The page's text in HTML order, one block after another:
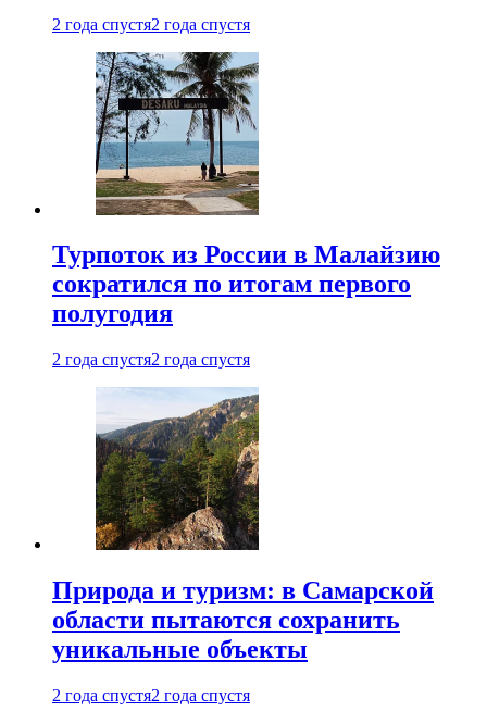
2 года спустя2 года спустя
Турпоток из России в Малайзию
сократился по итогам первого
полугодия
2 года спустя2 года спустя
Природа и туризм: в Самарской
области пытаются сохранить
уникальные объекты
2 года спустя2 года спустя